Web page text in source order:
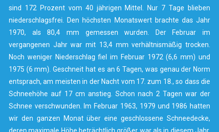
sind 172 Prozent vom 40 jährigen Mittel. Nur 7 Tage blieben
niederschlagsfrei. Den höchsten Monatswert brachte das Jahr
1970, als 80,4 mm gemessen wurden. Der Februar im
vergangenen Jahr war mit 13,4 mm verhältnismäßig trocken.
Noch weniger Niederschlag fiel im Februar 1972 (6,6 mm) und
1975 (6 mm). Geschneit hat es an 6 Tagen, was genau der Norm
entsprach, am meisten in der Nacht vom 17. zum 18., so dass die
Schneehöhe auf 17 cm anstieg. Schon nach 2 Tagen war der
Schnee verschwunden. Im Februar 1963, 1979 und 1986 hatten
wir den ganzen Monat über eine geschlossene Schneedecke,